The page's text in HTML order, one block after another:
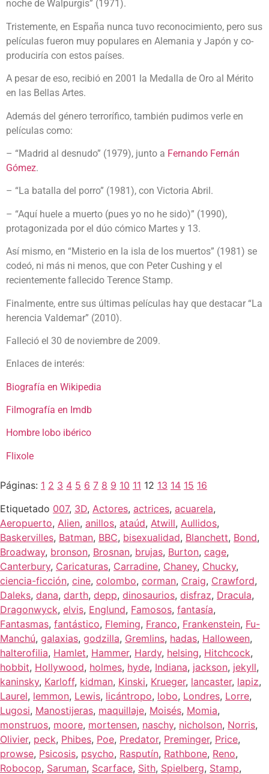
noche de Walpurgis” (1971).
Tristemente, en España nunca tuvo reconocimiento, pero sus
películas fueron muy populares en Alemania y Japón y co-
produciría con estos países.
A pesar de eso, recibió en 2001 la Medalla de Oro al Mérito
en las Bellas Artes.
Además del género terrorífico, también pudimos verle en
películas como:
– “Madrid al desnudo” (1979), junto a Fernando Fernán
Gómez.
– “La batalla del porro” (1981), con Victoria Abril.
– “Aquí huele a muerto (pues yo no he sido)” (1990),
protagonizada por el dúo cómico Martes y 13.
Así mismo, en “Misterio en la isla de los muertos” (1981) se
codeó, ni más ni menos, que con Peter Cushing y el
recientemente fallecido Terence Stamp.
Finalmente, entre sus últimas películas hay que destacar “La
herencia Valdemar” (2010).
Falleció el 30 de noviembre de 2009.
Enlaces de interés:
Biografía en Wikipedia
Filmografía en Imdb
Hombre lobo ibérico
Flixole
Páginas: 1 2 3 4 5 6 7 8 9 10 11 12 13 14 15 16
Etiquetado 007, 3D, Actores, actrices, acuarela,
Aeropuerto, Alien, anillos, ataúd, Atwill, Aullidos,
Baskervilles, Batman, BBC, bisexualidad, Blanchett, Bond,
Broadway, bronson, Brosnan, brujas, Burton, cage,
Canterbury, Caricaturas, Carradine, Chaney, Chucky,
ciencia-ficción, cine, colombo, corman, Craig, Crawford,
Daleks, dana, darth, depp, dinosaurios, disfraz, Dracula,
Dragonwyck, elvis, Englund, Famosos, fantasía,
Fantasmas, fantástico, Fleming, Franco, Frankenstein, Fu-
Manchú, galaxias, godzilla, Gremlins, hadas, Halloween,
halterofilia, Hamlet, Hammer, Hardy, helsing, Hitchcock,
hobbit, Hollywood, holmes, hyde, Indiana, jackson, jekyll,
kaninsky, Karloff, kidman, Kinski, Krueger, lancaster, lapiz,
Laurel, lemmon, Lewis, licántropo, lobo, Londres, Lorre,
Lugosi, Manostijeras, maquillaje, Moisés, Momia,
monstruos, moore, mortensen, naschy, nicholson, Norris,
Olivier, peck, Phibes, Poe, Predator, Preminger, Price,
prowse, Psicosis, psycho, Rasputín, Rathbone, Reno,
Robocop, Saruman, Scarface, Sith, Spielberg, Stamp,